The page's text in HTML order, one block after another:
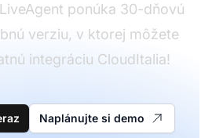
ponúka 30-dňovú
verziu, v ktorej môžete
integráciu CloudItalia!
Naplánujte si demo